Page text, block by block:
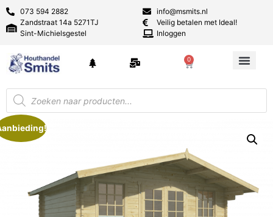
073 594 2882
Zandstraat 14a 5271TJ
Sint-Michielsgestel
info@msmits.nl
Veilig betalen met Ideal!
Inloggen
0